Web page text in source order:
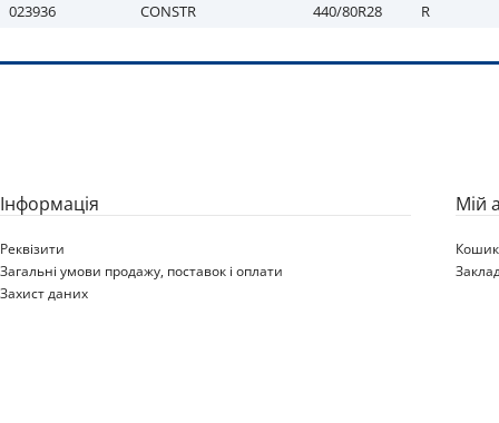
023936
CONSTR 440/80R28 R
Iнформація
Реквізити
Загальні умови продажу, поставок і оплати
Захист даних
Мій
Кошик